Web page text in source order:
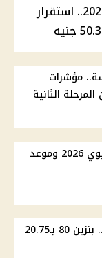
سعر الدولار اليوم السبت 8 أغسطس 2026.. استقرار
للهندسة.. مؤشرات
موقف ترحيل إجازة المولد النبوي 2026 وموعد
أسعار الوقود في مصر اليوم .. بنزين 80 بـ20.75